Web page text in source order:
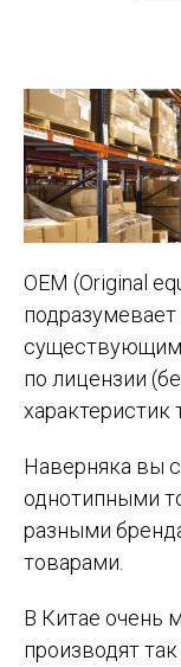
OEM (Original
по лицензии
характеристик
Наверняка вы
однотипными
разными
товарами.
В Китае очень
производят